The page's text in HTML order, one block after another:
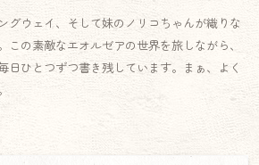
グウェイ、そして妹のノリコちゃんが織りな
この素敵なエオルゼアの世界を旅しながら、
日ひとつずつ書き残しています。まぁ、よく